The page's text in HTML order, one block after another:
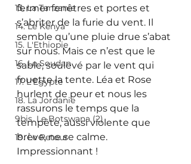
13. La Tanzanie
14. Le Kenya
15. L'Ethiopie
16. Le Soudan
17. L'Egypte
18. La Jordanie
9bis. Le Botswana (2)
19. Le Retour
fermer fenêtres et portes et
s’abriter de la furie du vent. Il
semble qu’une pluie drue s’abat
sur nous. Mais ce n’est que le
sable, soulevé par le vent qui
fouette la tente. Léa et Rose
hurlent de peur et nous les
rassurons le temps que la
tempête, aussi violente que
brève, ne se calme.
Impressionnant !